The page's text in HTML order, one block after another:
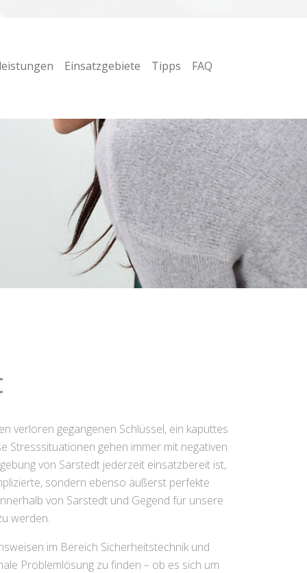
Einsatzgebiete Tipps FAQ
verloren gegangenen Schlüssel, ein kaputtes
Stresssituationen gehen immer mit negativen
von Sarstedt jederzeit einsatzbereit ist,
sondern ebenso äußerst perfekte
von Sarstedt und Gegend für unsere
werden.
im Bereich Sicherheitstechnik und
Problemlösung zu finden – ob es sich um